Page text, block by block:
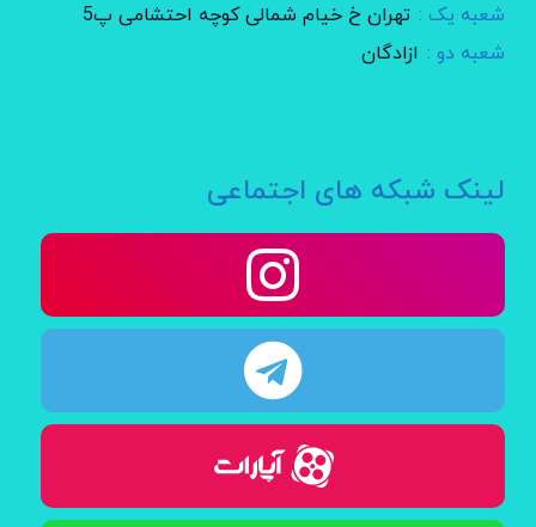
شعبه یک : تهران خ خیام شمالی کوچه احتشامی پ5
شعبه دو : ازادگان
لینک شبکه های اجتماعی